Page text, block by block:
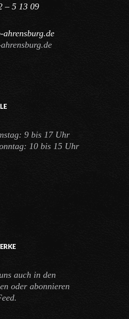
– 5 13 09
9 bis 17 Uhr
10 bis 15 Uhr
auch in den
oder abonnieren